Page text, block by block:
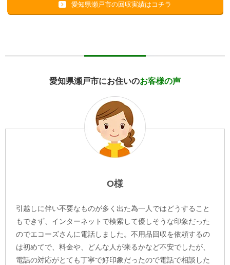
愛知県瀬戸市の回収実績はコチラ
愛知県瀬戸市にお住いのお客様の声
O様
引越しに伴い不要なものが多く出た為一人ではどうすること
もできず、インターネットで検索して優しそうな印象だった
のでエコーズさんに電話しました。不用品回収を依頼するの
は初めてで、料金や、どんな人が来るかなど不安でしたが、
電話の対応がとても丁寧で好印象だったので電話で相談した